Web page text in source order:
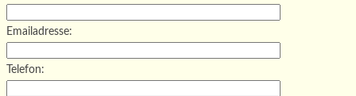
Emailadresse:
Telefon: